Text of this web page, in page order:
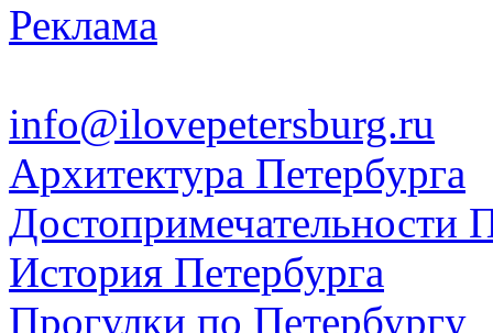
Реклама
info@ilovepetersburg.ru
Архитектура Петербурга
Достопримечательности
История Петербурга
Прогулки по Петербургу